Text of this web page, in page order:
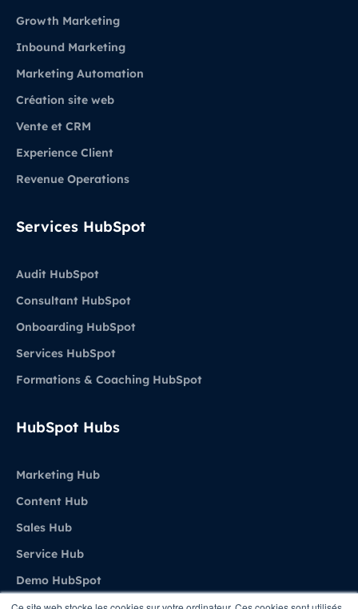
Growth Marketing
Inbound Marketing
Marketing Automation
Création site web
Vente et CRM
Experience Client
Revenue Operations
Services HubSpot
Audit HubSpot
Consultant HubSpot
Onboarding HubSpot
Services HubSpot
Formations & Coaching HubSpot
HubSpot Hubs
Marketing Hub
Content Hub
Sales Hub
Service Hub
Demo HubSpot